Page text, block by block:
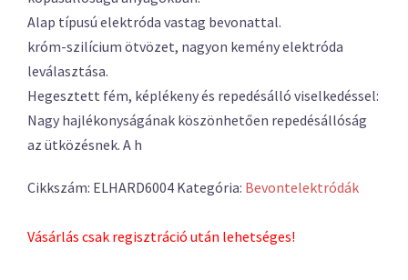
Alap típusú elektróda vastag bevonattal.
króm-szilícium ötvözet, nagyon kemény elektróda
leválasztása.
Hegesztett fém, képlékeny és repedésálló viselkedéssel:
Nagy hajlékonyságának köszönhetően repedésállóság
az ütközésnek. A h
Cikkszám: ELHARD6004 Kategória: Bevontelektródák
Vásárlás csak regisztráció után lehetséges!